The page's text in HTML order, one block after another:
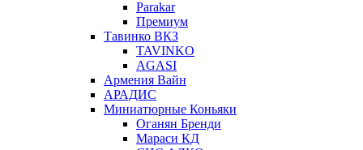
Parakar
Премиум
Тавинко ВКЗ
TAVINKO
AGASI
Армения Вайн
АРАДИС
Миниатюрные Коньяки
Оганян Бренди
Мараси КД